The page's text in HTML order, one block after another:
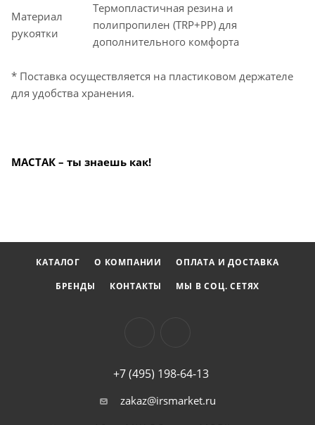
Материал
рукоятки
Термопластичная резина и
полипропилен (TRP+PP) для
дополнительного комфорта
* Поставка осуществляется на пластиковом держателе
для удобства хранения.
МАСТАК – ты знаешь как!
КАТАЛОГ О КОМПАНИИ
ОПЛАТА И ДОСТАВКА
БРЕНДЫ
КОНТАКТЫ МЫ В СОЦ. СЕТЯХ
+7 (495) 198-64-13
zakaz@irsmarket.ru